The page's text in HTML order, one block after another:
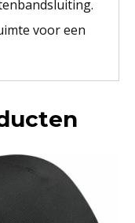
voor een